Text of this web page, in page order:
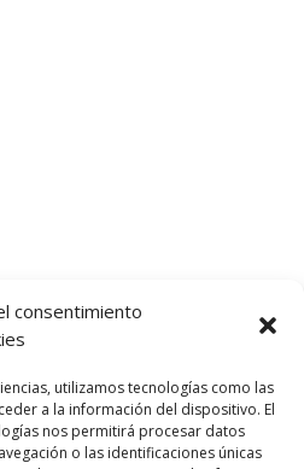
consentimiento
utilizamos tecnologías como las
a la información del dispositivo. El
nos permitirá procesar datos
o las identificaciones únicas